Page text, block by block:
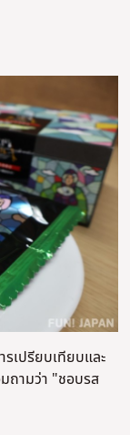
เปรียบเทียบและ
ถามว่า "ชอบรส